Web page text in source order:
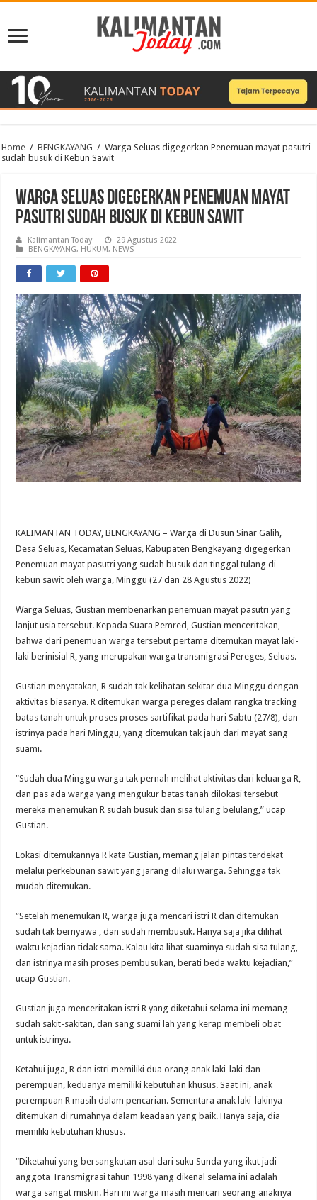
Home / BENGKAYANG / Warga Seluas digegerkan Penemuan mayat pasutri
sudah busuk di Kebun Sawit
Warga Seluas digegerkan Penemuan mayat
pasutri sudah busuk di Kebun Sawit
Kalimantan Today
29 Agustus 2022
BENGKAYANG, HUKUM, NEWS
KALIMANTAN TODAY, BENGKAYANG – Warga di Dusun Sinar Galih,
Desa Seluas, Kecamatan Seluas, Kabupaten Bengkayang digegerkan
Penemuan mayat pasutri yang sudah busuk dan tinggal tulang di
kebun sawit oleh warga, Minggu (27 dan 28 Agustus 2022)
Warga Seluas, Gustian membenarkan penemuan mayat pasutri yang
lanjut usia tersebut. Kepada Suara Pemred, Gustian menceritakan,
bahwa dari penemuan warga tersebut pertama ditemukan mayat laki-
laki berinisial R, yang merupakan warga transmigrasi Pereges, Seluas.
Gustian menyatakan, R sudah tak kelihatan sekitar dua Minggu dengan
aktivitas biasanya. R ditemukan warga pereges dalam rangka tracking
batas tanah untuk proses proses sartifikat pada hari Sabtu (27/8), dan
istrinya pada hari Minggu, yang ditemukan tak jauh dari mayat sang
suami.
“Sudah dua Minggu warga tak pernah melihat aktivitas dari keluarga R,
dan pas ada warga yang mengukur batas tanah dilokasi tersebut
mereka menemukan R sudah busuk dan sisa tulang belulang,” ucap
Gustian.
Lokasi ditemukannya R kata Gustian, memang jalan pintas terdekat
melalui perkebunan sawit yang jarang dilalui warga. Sehingga tak
mudah ditemukan.
“Setelah menemukan R, warga juga mencari istri R dan ditemukan
sudah tak bernyawa , dan sudah membusuk. Hanya saja jika dilihat
waktu kejadian tidak sama. Kalau kita lihat suaminya sudah sisa tulang,
dan istrinya masih proses pembusukan, berati beda waktu kejadian,”
ucap Gustian.
Gustian juga menceritakan istri R yang diketahui selama ini memang
sudah sakit-sakitan, dan sang suami lah yang kerap membeli obat
untuk istrinya.
Ketahui juga, R dan istri memiliki dua orang anak laki-laki dan
perempuan, keduanya memiliki kebutuhan khusus. Saat ini, anak
perempuan R masih dalam pencarian. Sementara anak laki-lakinya
ditemukan di rumahnya dalam keadaan yang baik. Hanya saja, dia
memiliki kebutuhan khusus.
“Diketahui yang bersangkutan asal dari suku Sunda yang ikut jadi
anggota Transmigrasi tahun 1998 yang dikenal selama ini adalah
warga sangat miskin. Hari ini warga masih mencari seorang anaknya